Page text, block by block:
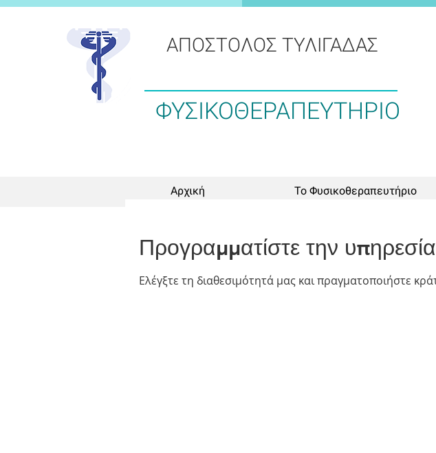
ΑΠΟΣΤΟΛΟΣ ΤΥΛΙΓΑΔΑΣ
ΦΥΣΙΚΟΘΕΡΑΠΕΥΤΗΡΙΟ
Αρχική Το Φυσικοθεραπευτήριο
Προγραμματίστε την
Ελέγξτε τη διαθεσιμότητά μας και πραγματοποιήστε